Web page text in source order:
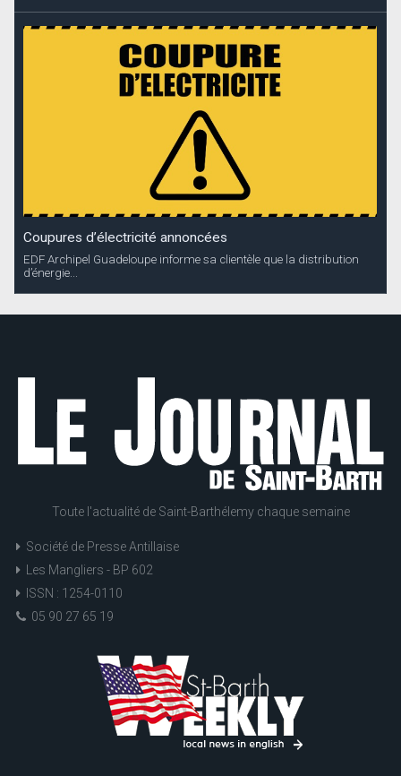
Toute l'actualité de Saint-Barthélemy chaque semaine
Société de Presse Antillaise
Les Mangliers - BP 602
ISSN : 1254-0110
05 90 27 65 19